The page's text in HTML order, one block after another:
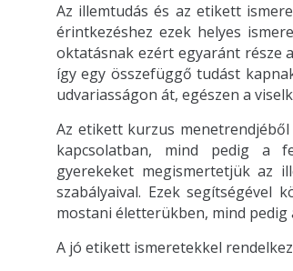
Az illemtudás és az etikett
érintkezéshez ezek helyes
oktatásnak ezért egyaránt része
így egy összefüggő tudást
udvariasságon át, egészen a
Az etikett kurzus
kapcsolatban, mind pedig a
gyerekeket megismertetjük az
szabályaival. Ezek segítségével
mostani életterükben, mind
A jó etikett ismeretekkel